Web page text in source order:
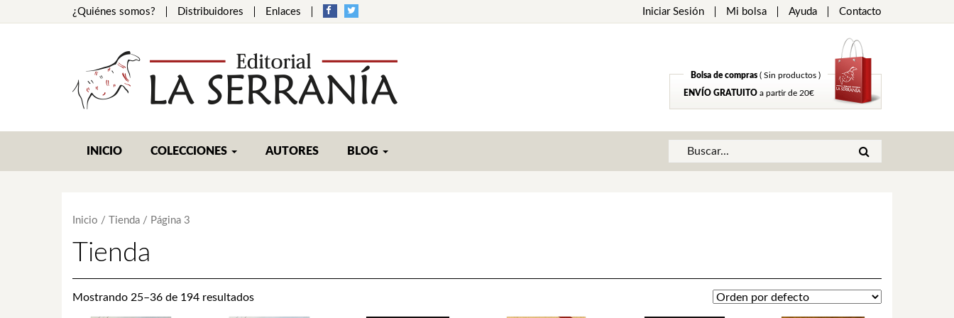
¿Quiénes somos? Distribuidores Enlaces Iniciar Sesión Mi bolsa Ayuda Contacto
Bolsa de compras ( Sin productos )
ENVÍO GRATUITO a partir de 20€
INICIO COLECCIONES AUTORES BLOG
Inicio / Tienda / Página 3
Tienda
Mostrando 25–36 de 194 resultados